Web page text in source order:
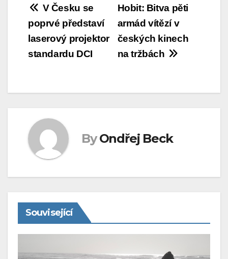
Navigace
pro
příspěvek
Hobit: Bitva pěti
armád vítězí v
českých kinech
na tržbách
V Česku se
poprvé představí
laserový projektor
standardu DCI
By Ondřej Beck
Související